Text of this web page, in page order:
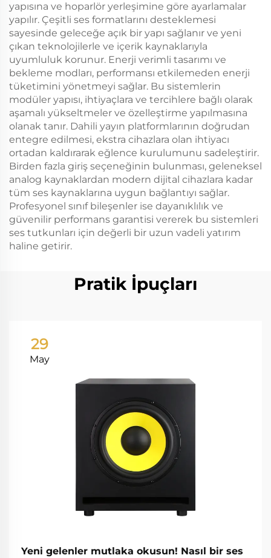
yapısına ve hoparlör yerleşimine göre ayarlamalar
yapılır. Çeşitli ses formatlarını desteklemesi
sayesinde geleceğe açık bir yapı sağlanır ve yeni
çıkan teknolojilerle ve içerik kaynaklarıyla
uyumluluk korunur. Enerji verimli tasarımı ve
bekleme modları, performansı etkilemeden enerji
tüketimini yönetmeyi sağlar. Bu sistemlerin
modüler yapısı, ihtiyaçlara ve tercihlere bağlı olarak
aşamalı yükseltmeler ve özelleştirme yapılmasına
olanak tanır. Dahili yayın platformlarının doğrudan
entegre edilmesi, ekstra cihazlara olan ihtiyacı
ortadan kaldırarak eğlence kurulumunu sadeleştirir.
Birden fazla giriş seçeneğinin bulunması, geleneksel
analog kaynaklardan modern dijital cihazlara kadar
tüm ses kaynaklarına uygun bağlantıyı sağlar.
Profesyonel sınıf bileşenler ise dayanıklılık ve
güvenilir performans garantisi vererek bu sistemleri
ses tutkunları için değerli bir uzun vadeli yatırım
haline getirir.
Pratik İpuçları
29
May
Yeni gelenler mutlaka okusun! Nasıl bir ses